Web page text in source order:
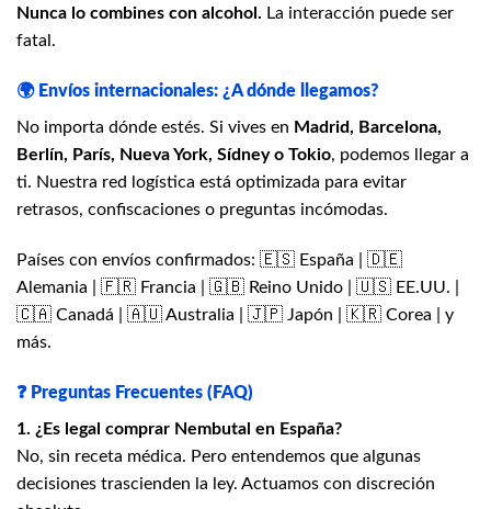
Nunca lo combines con alcohol. La interacción puede ser
fatal.
🌍 Envíos internacionales: ¿A dónde llegamos?
No importa dónde estés. Si vives en Madrid, Barcelona,
Berlín, París, Nueva York, Sídney o Tokio, podemos llegar a
ti. Nuestra red logística está optimizada para evitar
retrasos, confiscaciones o preguntas incómodas.
Países con envíos confirmados: 🇪🇸 España | 🇩🇪
Alemania | 🇫🇷 Francia | 🇬🇧 Reino Unido | 🇺🇸 EE.UU. |
🇨🇦 Canadá | 🇦🇺 Australia | 🇯🇵 Japón | 🇰🇷 Corea | y
más.
❓ Preguntas Frecuentes (FAQ)
1. ¿Es legal comprar Nembutal en España?
No, sin receta médica. Pero entendemos que algunas
decisiones trascienden la ley. Actuamos con discreción